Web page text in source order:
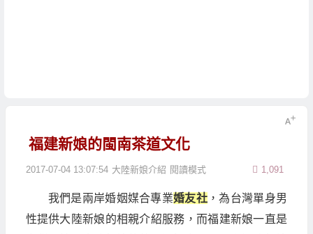
福建新娘的閩南茶道文化
2017-07-04 13:07:54 大陸新娘介紹 1,091
閱讀模式
我們是兩岸婚姻媒合專業婚友社 ，為台灣單身男
性提供大陸新娘的相親介紹服務，而福建新娘一直是